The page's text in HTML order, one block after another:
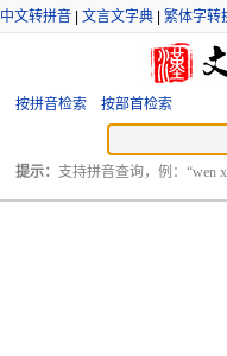
中文转拼音 文言文字典 繁体字转
按拼音检索 按部首检索
提示： 支持拼音查询，例：“wen